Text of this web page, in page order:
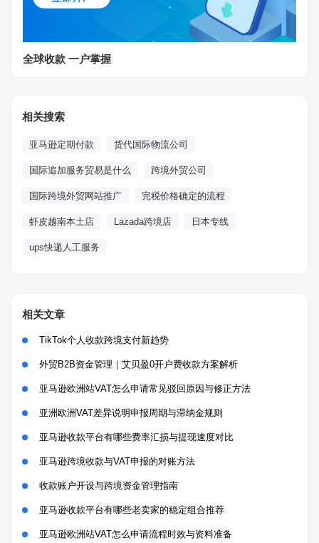
全球收款 一户掌握
相关搜索
亚马逊定期付款 货代国际物流公司
国际追加服务贸易是什么 跨境外贸公司
国际跨境外贸网站推广 完税价格确定的流程
虾皮越南本土店 Lazada跨境店 日本专线
ups快递人工服务
相关文章
TikTok个人收款跨境支付新趋势
外贸B2B资金管理｜艾贝盈0开户费收款方案解析
亚马逊欧洲站VAT怎么申请常见驳回原因与修正方法
亚洲欧洲VAT差异说明申报周期与滞纳金规则
亚马逊收款平台有哪些费率汇损与提现速度对比
亚马逊跨境收款与VAT申报的对账方法
收款账户开设与跨境资金管理指南
亚马逊收款平台有哪些老卖家的稳定组合推荐
亚马逊欧洲站VAT怎么申请流程时效与资料准备